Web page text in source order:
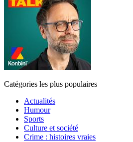
Catégories les plus populaires
Actualités
Humour
Sports
Culture et société
Crime : histoires vraies